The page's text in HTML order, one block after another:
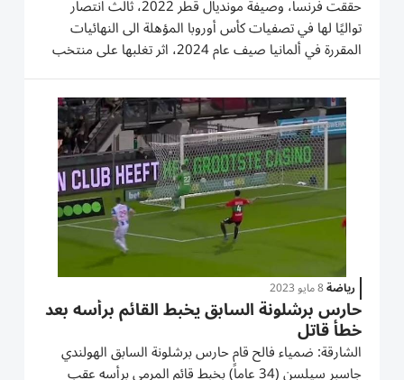
حققت فرنسا، وصيفة مونديال قطر 2022، ثالث انتصار
تواليًا لها في تصفيات كأس أوروبا المؤهلة الى النهائيات
المقررة في ألمانيا صيف عام 2024، اثر تغلبها على منتخب
جبل طارق المتواضع 3-صفر الجمعة في مدينة فارو
البرتغالية. وبقيت فرنسا متصدرة المجموعة الثانية (9 نقاط
من 3 مباريات) بالعلامة...
رياضة8 مايو 2023
حارس برشلونة السابق يخبط القائم برأسه بعد
خطأ قاتل
الشارقة: ضمياء فالح قام حارس برشلونة السابق الهولندي
جاسبر سيلسن (34 عاماً) بخبط قائم المرمى برأسه عقب